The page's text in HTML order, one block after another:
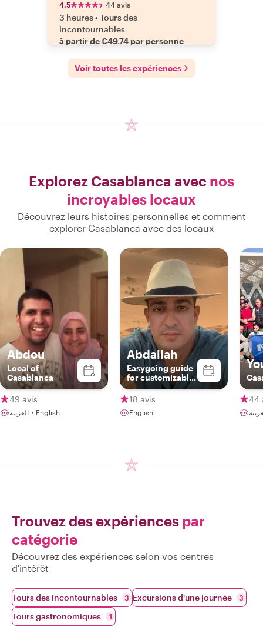
4.5 44 avis
3 heures•Tours des
incontournables
à partir de €49.74 par personne
Voir toutes les expériences
Explorez Casablanca avec nos
incroyables locaux
Découvrez leurs histoires personnelles et comment
explorer Casablanca avec des locaux
Abdou
Local of
Casablanca
49 avis
العربية・English
Abdallah
Easygoing guide
for customizable
tours
18 avis
English
44
Trouvez des expériences par
catégorie
Découvrez des expériences selon vos centres
d'intérêt
Tours des incontournables 3 Excursions d'une journée 3
Tours gastronomiques 1